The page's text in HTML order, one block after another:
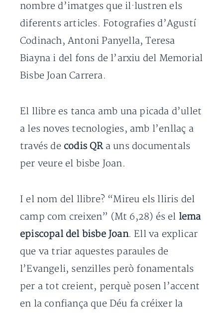
nombre d’imatges que il·lustren els
diferents articles. Fotografies d’Agustí
Codinach, Antoni Panyella, Teresa
Biayna i del fons de l’arxiu del Memorial
Bisbe Joan Carrera.
El llibre es tanca amb una picada d’ullet
a les noves tecnologies, amb l’enllaç a
través de codis QRa uns documentals
per veure el bisbe Joan.
I el nom del llibre? “Mireu els lliris del
camp com creixen” (Mt 6,28) és el lema
episcopal del bisbe Joan. Ell va explicar
que va triar aquestes paraules de
l’Evangeli, senzilles però fonamentals
per a tot creient, perquè posen l’accent
en la confiança que Déu fa créixer la